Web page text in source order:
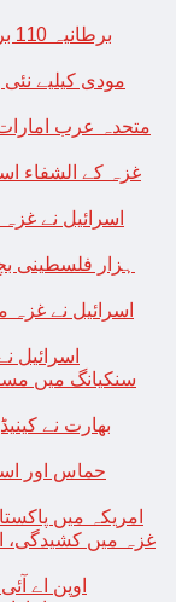
اسرائیل نے
اسرائیل نے
سنکیانگ میں
بھارت نے
امریکہ میں پاکستانی
غزہ میں کشیدگی،
اوپن اے